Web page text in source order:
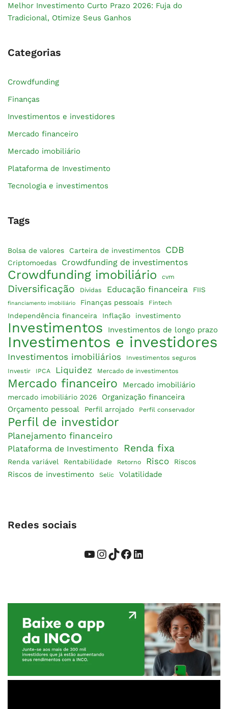
Melhor Investimento Curto Prazo 2026: Fuja do
Tradicional, Otimize Seus Ganhos
Categorias
Crowdfunding
Finanças
Investimentos e investidores
Mercado financeiro
Mercado imobiliário
Plataforma de Investimento
Tecnologia e investimentos
Tags
Bolsa de valores Carteira de investimentos CDB
Criptomoedas Crowdfunding de investimentos
Crowdfunding imobiliário cvm
Diversificação Dívidas Educação financeira FIIS
financiamento imobiliário Finanças pessoais Fintech
Independência financeira Inflação investimento
Investimentos Investimentos de longo prazo
Investimentos e investidores
Investimentos imobiliários
Investimentos seguros
Investir
IPCA Liquidez Mercado de investimentos
Mercado financeiro Mercado imobiliário
mercado imobiliário 2026
Organização financeira
Orçamento pessoal
Perfil arrojado Perfil conservador
Perfil de investidor
Planejamento financeiro
Plataforma de Investimento Renda fixa
Renda variável Rentabilidade Retorno Risco Riscos
Riscos de investimento Selic Volatilidade
Redes sociais